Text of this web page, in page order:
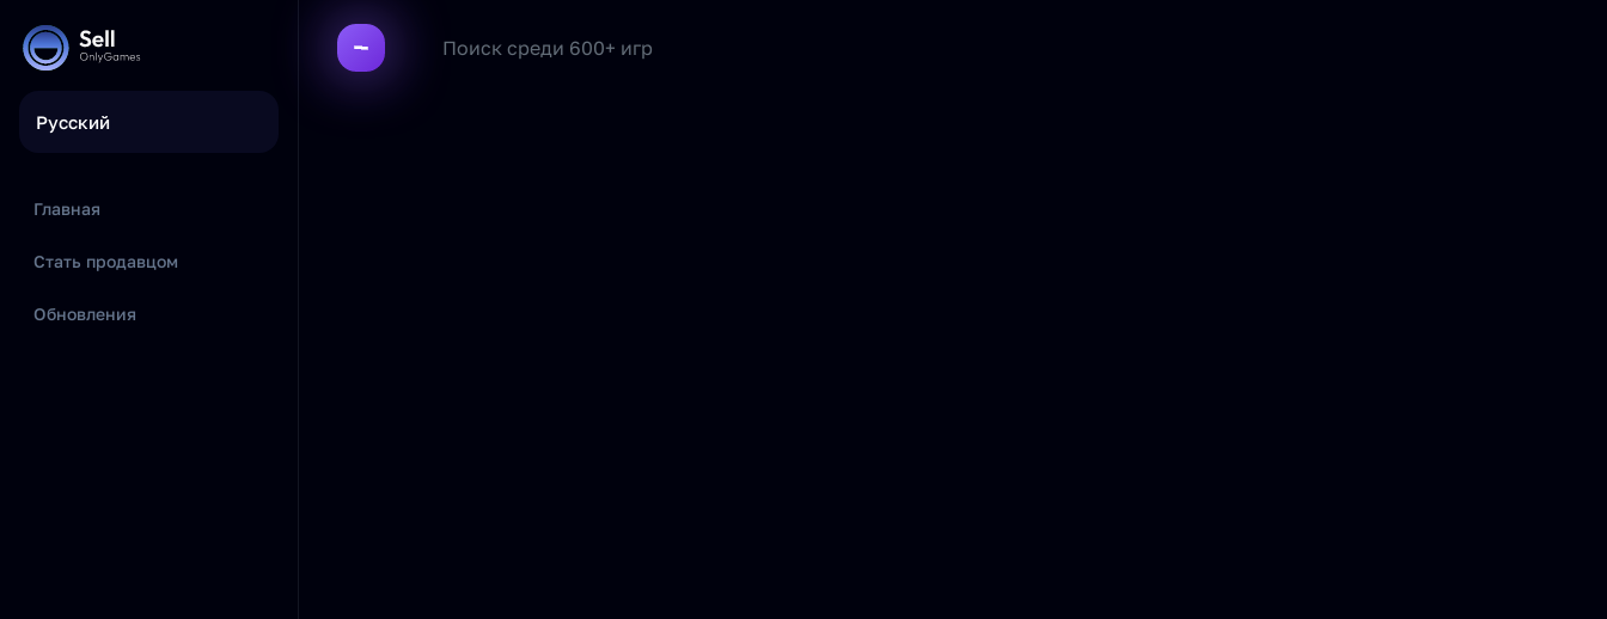
Русский
Главная
Стать продавцом
Обновления